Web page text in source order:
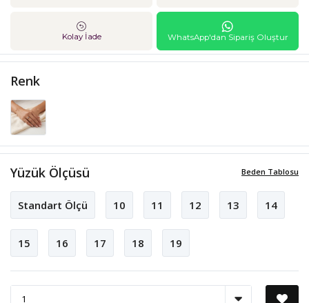
Kolay İade WhatsApp'dan Sipariş Oluştur
Renk
Beden Tablosu
Yüzük Ölçüsü
Standart Ölçü 10 11 12 13 14
15 16 17 18 19